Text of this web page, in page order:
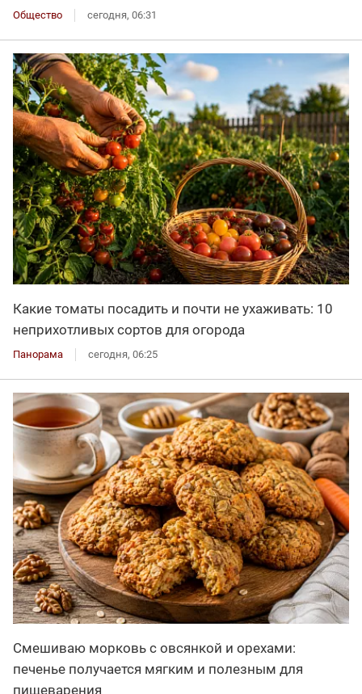
Общество сегодня, 06:31
Какие томаты посадить и почти не ухаживать: 10
неприхотливых сортов для огорода
Панорама сегодня, 06:25
Смешиваю морковь с овсянкой и орехами:
печенье получается мягким и полезным для
пищеварения